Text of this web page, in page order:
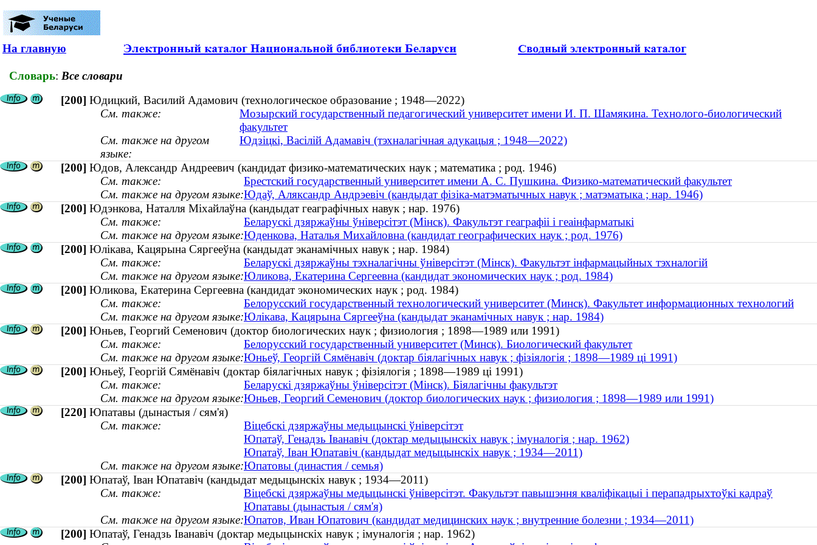
На главную
Словарь: Все словари
[200] Юдицкий, Василий Адамович (технологическое образование ; 1948—2022)
См. также:
Мозырский государственный педагогический университет имени И. П. Шамякина. Технолого-биологический
факультет
См. также на другом
языке:
Юдзіцкі, Васілій Адамавіч (тэхналагічная адукацыя ; 1948—2022)
[200] Юдов, Александр Андреевич (кандидат физико-математических наук ; математика ; род. 1946)
См. также:
Брестский государственный университет имени А. С. Пушкина. Физико-математический факультет
См. также на другом языке:Юдаў, Аляксандр Андрэевіч (кандыдат фізіка-матэматычных навук ; матэматыка ; нар. 1946)
[200] Юдэнкова, Наталля Міхайлаўна (кандыдат геаграфічных навук ; нар. 1976)
См. также:
Беларускі дзяржаўны ўніверсітэт (Мінск). Факультэт геаграфіі і геаінфарматыкі
См. также на другом языке:Юденкова, Наталья Михайловна (кандидат географических наук ; род. 1976)
[200] Юлікава, Кацярына Сяргееўна (кандыдат эканамічных навук ; нар. 1984)
См. также:
Беларускі дзяржаўны тэхналагічны ўніверсітэт (Мінск). Факультэт інфармацыйных тэхналогій
См. также на другом языке:Юликова, Екатерина Сергеевна (кандидат экономических наук ; род. 1984)
[200] Юликова, Екатерина Сергеевна (кандидат экономических наук ; род. 1984)
См. также:
Белорусский государственный технологический университет (Минск). Факультет информационных технологий
См. также на другом языке:Юлікава, Кацярына Сяргееўна (кандыдат эканамічных навук ; нар. 1984)
[200] Юньев, Георгий Семенович (доктор биологических наук ; физиология ; 1898—1989 или 1991)
См. также:
Белорусский государственный университет (Минск). Биологический факультет
См. также на другом языке:Юньеў, Георгій Сямёнавіч (доктар біялагічных навук ; фізіялогія ; 1898—1989 ці 1991)
[200] Юньеў, Георгій Сямёнавіч (доктар біялагічных навук ; фізіялогія ; 1898—1989 ці 1991)
См. также:
Беларускі дзяржаўны ўніверсітэт (Мінск). Біялагічны факультэт
См. также на другом языке:Юньев, Георгий Семенович (доктор биологических наук ; физиология ; 1898—1989 или 1991)
[220] Юпатавы (дынастыя / сям'я)
См. также:
Віцебскі дзяржаўны медыцынскі ўніверсітэт
Юпатаў, Генадзь Іванавіч (доктар медыцынскіх навук ; імуналогія ; нар. 1962)
Юпатаў, Іван Юпатавіч (кандыдат медыцынскіх навук ; 1934—2011)
См. также на другом языке:Юпатовы (династия / семья)
[200] Юпатаў, Іван Юпатавіч (кандыдат медыцынскіх навук ; 1934—2011)
См. также:
Віцебскі дзяржаўны медыцынскі ўніверсітэт. Факультэт павышэння кваліфікацыі і перападрыхтоўкі кадраў
Юпатавы (дынастыя / сям'я)
См. также на другом языке:Юпатов, Иван Юпатович (кандидат медицинских наук ; внутренние болезни ; 1934—2011)
[200] Юпатаў, Генадзь Іванавіч (доктар медыцынскіх навук ; імуналогія ; нар. 1962)